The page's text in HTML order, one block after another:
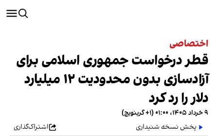
اختصاصی
قطر درخواست جمهوری اسلامی برای
آزادسازی بدون محدودیت ۱۲ میلیارد
دلار را رد کرد
۹ خرداد ۱۴۰۵، ۰۱:۰۰ (‎+۱ گرینویچ)
پخش نسخه شنیداری
اشتراک‌گذاری